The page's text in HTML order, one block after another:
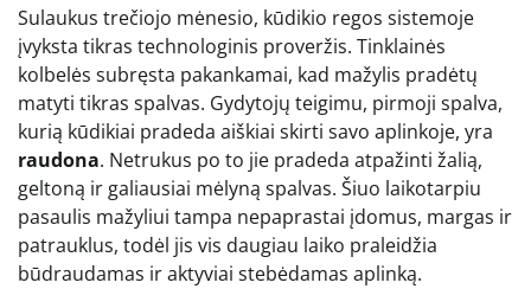
Sulaukus trečiojo mėnesio, kūdikio regos sistemoje
įvyksta tikras technologinis proveržis. Tinklainės
kolbelės subręsta pakankamai, kad mažylis pradėtų
matyti tikras spalvas. Gydytojų teigimu, pirmoji spalva,
kurią kūdikiai pradeda aiškiai skirti savo aplinkoje, yra
raudona. Netrukus po to jie pradeda atpažinti žalią,
geltoną ir galiausiai mėlyną spalvas. Šiuo laikotarpiu
pasaulis mažyliui tampa nepaprastai įdomus, margas ir
patrauklus, todėl jis vis daugiau laiko praleidžia
būdraudamas ir aktyviai stebėdamas aplinką.